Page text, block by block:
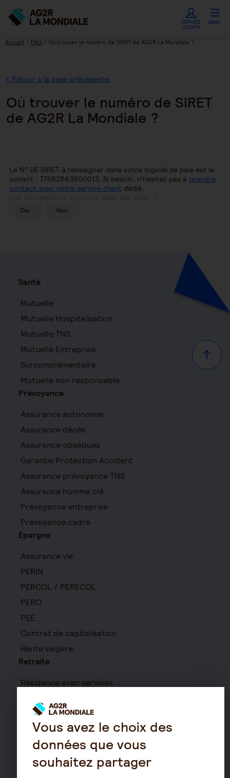
ESPACES
CLIENTS
MENU
Accueil FAQ Où trouver le numéro de SIRET de AG2R La Mondiale ?
< Retour à la page précédente
Où trouver le numéro de SIRET
de AG2R La Mondiale ?
Le N° DE SIRET à renseigner dans votre logiciel de paie est le
suivant : 77562563500013. Si besoin, n'hésitez pas à prendre
contact avec votre service client dédié.
Oui Non
Haut
Santé
Mutuelle
Mutuelle Hospitalisation
Mutuelle TNS
Mutuelle Entreprise
Surcomplémentaire
Mutuelle non responsable
Prévoyance
Assurance autonomie
Assurance décès
Assurance obsèques
Garantie Protection Accident
Assurance prévoyance TNS
Assurance homme clé
Prévoyance entreprise
Prévoyance cadre
Épargne
Assurance vie
PERIN
PERCOL / PERECOL
PERO
PEE
Contrat de capitalisation
Rente viagère
Retraite
Résidence avec services
Le fonctionnement de
la retraite
à la retraite
Le calcul de la retraite
Vous avez le choix des
données que vous
souhaitez partager